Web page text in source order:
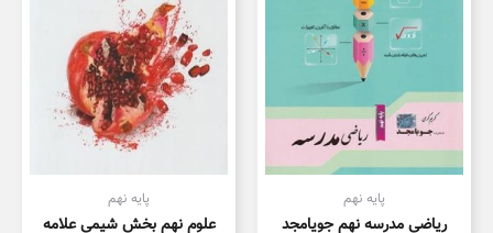
پایه نهم
ریاضی مدرسه نهم جویامجد
پایه نهم
علوم نهم بخش شیمی علامه